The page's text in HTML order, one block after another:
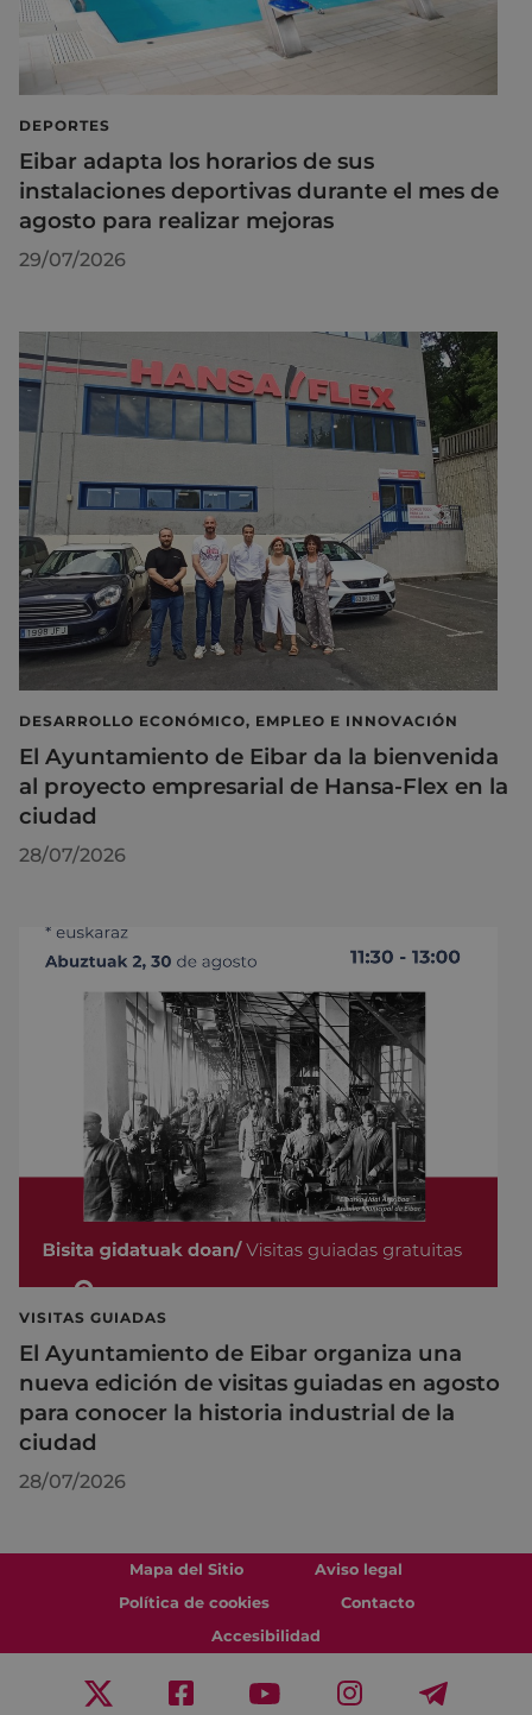
DEPORTES
Eibar adapta los horarios de sus
instalaciones deportivas durante el mes de
agosto para realizar mejoras
29/07/2026
DESARROLLO ECONÓMICO, EMPLEO E INNOVACIÓN
El Ayuntamiento de Eibar da la bienvenida
al proyecto empresarial de Hansa-Flex en la
ciudad
28/07/2026
VISITAS GUIADAS
El Ayuntamiento de Eibar organiza una
nueva edición de visitas guiadas en agosto
para conocer la historia industrial de la
ciudad
28/07/2026
Mapa del Sitio
Aviso legal
Política de cookies
Contacto
Accesibilidad